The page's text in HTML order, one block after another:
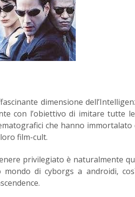
dimensione
con l’obiettivo di imitare tutte
che hanno
film-cult.
privilegiato è naturalmente
mondo di cyborgs a androidi,